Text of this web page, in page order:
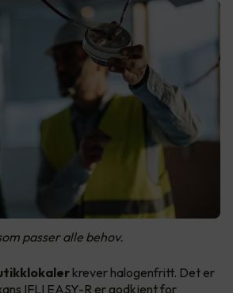
passer alle behov.
krever halogenfritt. Det er
IFLI EASY-R er godkjent for